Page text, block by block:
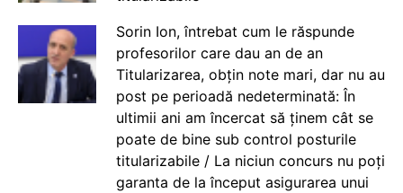
Sorin Ion, întrebat cum le răspunde
profesorilor care dau an de an
Titularizarea, obțin note mari, dar nu au
post pe perioadă nedeterminată: În
ultimii ani am încercat să ținem cât se
poate de bine sub control posturile
titularizabile / La niciun concurs nu poți
garanta de la început asigurarea unui